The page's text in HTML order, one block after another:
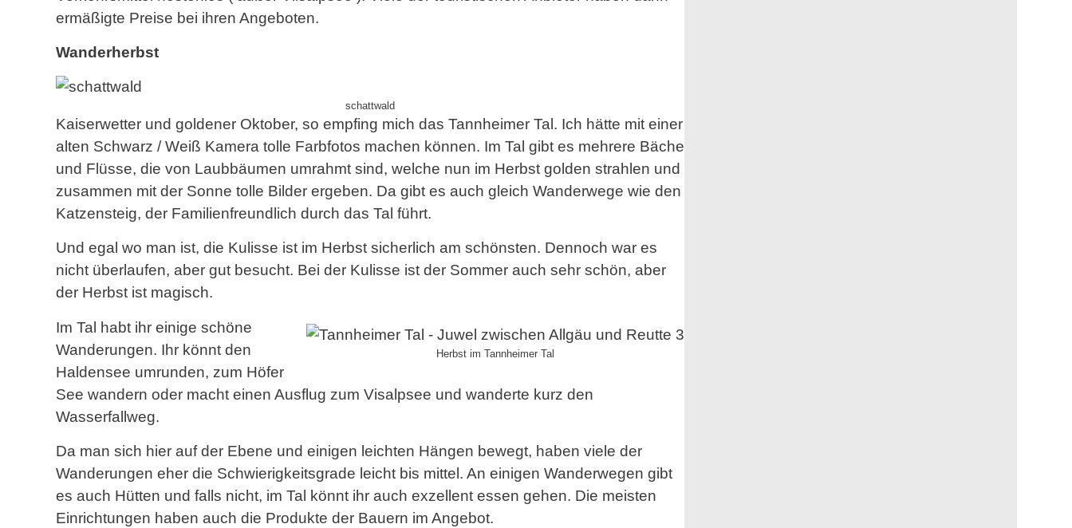
ermäßigte Preise bei ihren Angeboten.
Wanderherbst
schattwald
Kaiserwetter und goldener Oktober, so empfing mich das Tannheimer Tal. Ich hätte mit einer
alten Schwarz / Weiß Kamera tolle Farbfotos machen können. Im Tal gibt es mehrere Bäche
und Flüsse, die von Laubbäumen umrahmt sind, welche nun im Herbst golden strahlen und
zusammen mit der Sonne tolle Bilder ergeben. Da gibt es auch gleich Wanderwege wie den
Katzensteig, der Familienfreundlich durch das Tal führt.
Und egal wo man ist, die Kulisse ist im Herbst sicherlich am schönsten. Dennoch war es
nicht überlaufen, aber gut besucht. Bei der Kulisse ist der Sommer auch sehr schön, aber
der Herbst ist magisch.
Herbst im Tannheimer Tal
Im Tal habt ihr einige schöne
Wanderungen. Ihr könnt den
Haldensee umrunden, zum Höfer
See wandern oder macht einen Ausflug zum Visalpsee und wanderte kurz den
Wasserfallweg.
Da man sich hier auf der Ebene und einigen leichten Hängen bewegt, haben viele der
Wanderungen eher die Schwierigkeitsgrade leicht bis mittel. An einigen Wanderwegen gibt
es auch Hütten und falls nicht, im Tal könnt ihr auch exzellent essen gehen. Die meisten
Einrichtungen haben auch die Produkte der Bauern im Angebot.